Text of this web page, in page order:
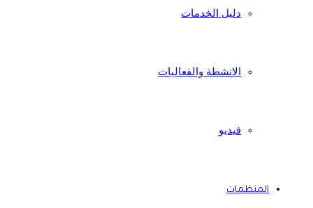
دليل الخدمات
الانشطة والفعاليات
فيديو
المنظمات